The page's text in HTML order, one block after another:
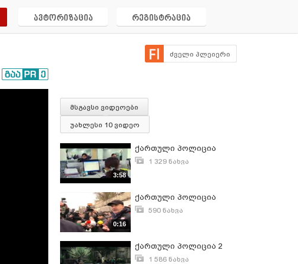
ავტორიზაცია რეგისტრაცია
ძველი პლეიერი
მსგავსი ვიდეოები
უახლესი 10 ვიდეო
3:58
ქართული პოლიცია
1 329 ნახვა
0:16
ქართული პოლიცია
590 ნახვა
ქართული პოლიცია 2
1 586 ნახვა